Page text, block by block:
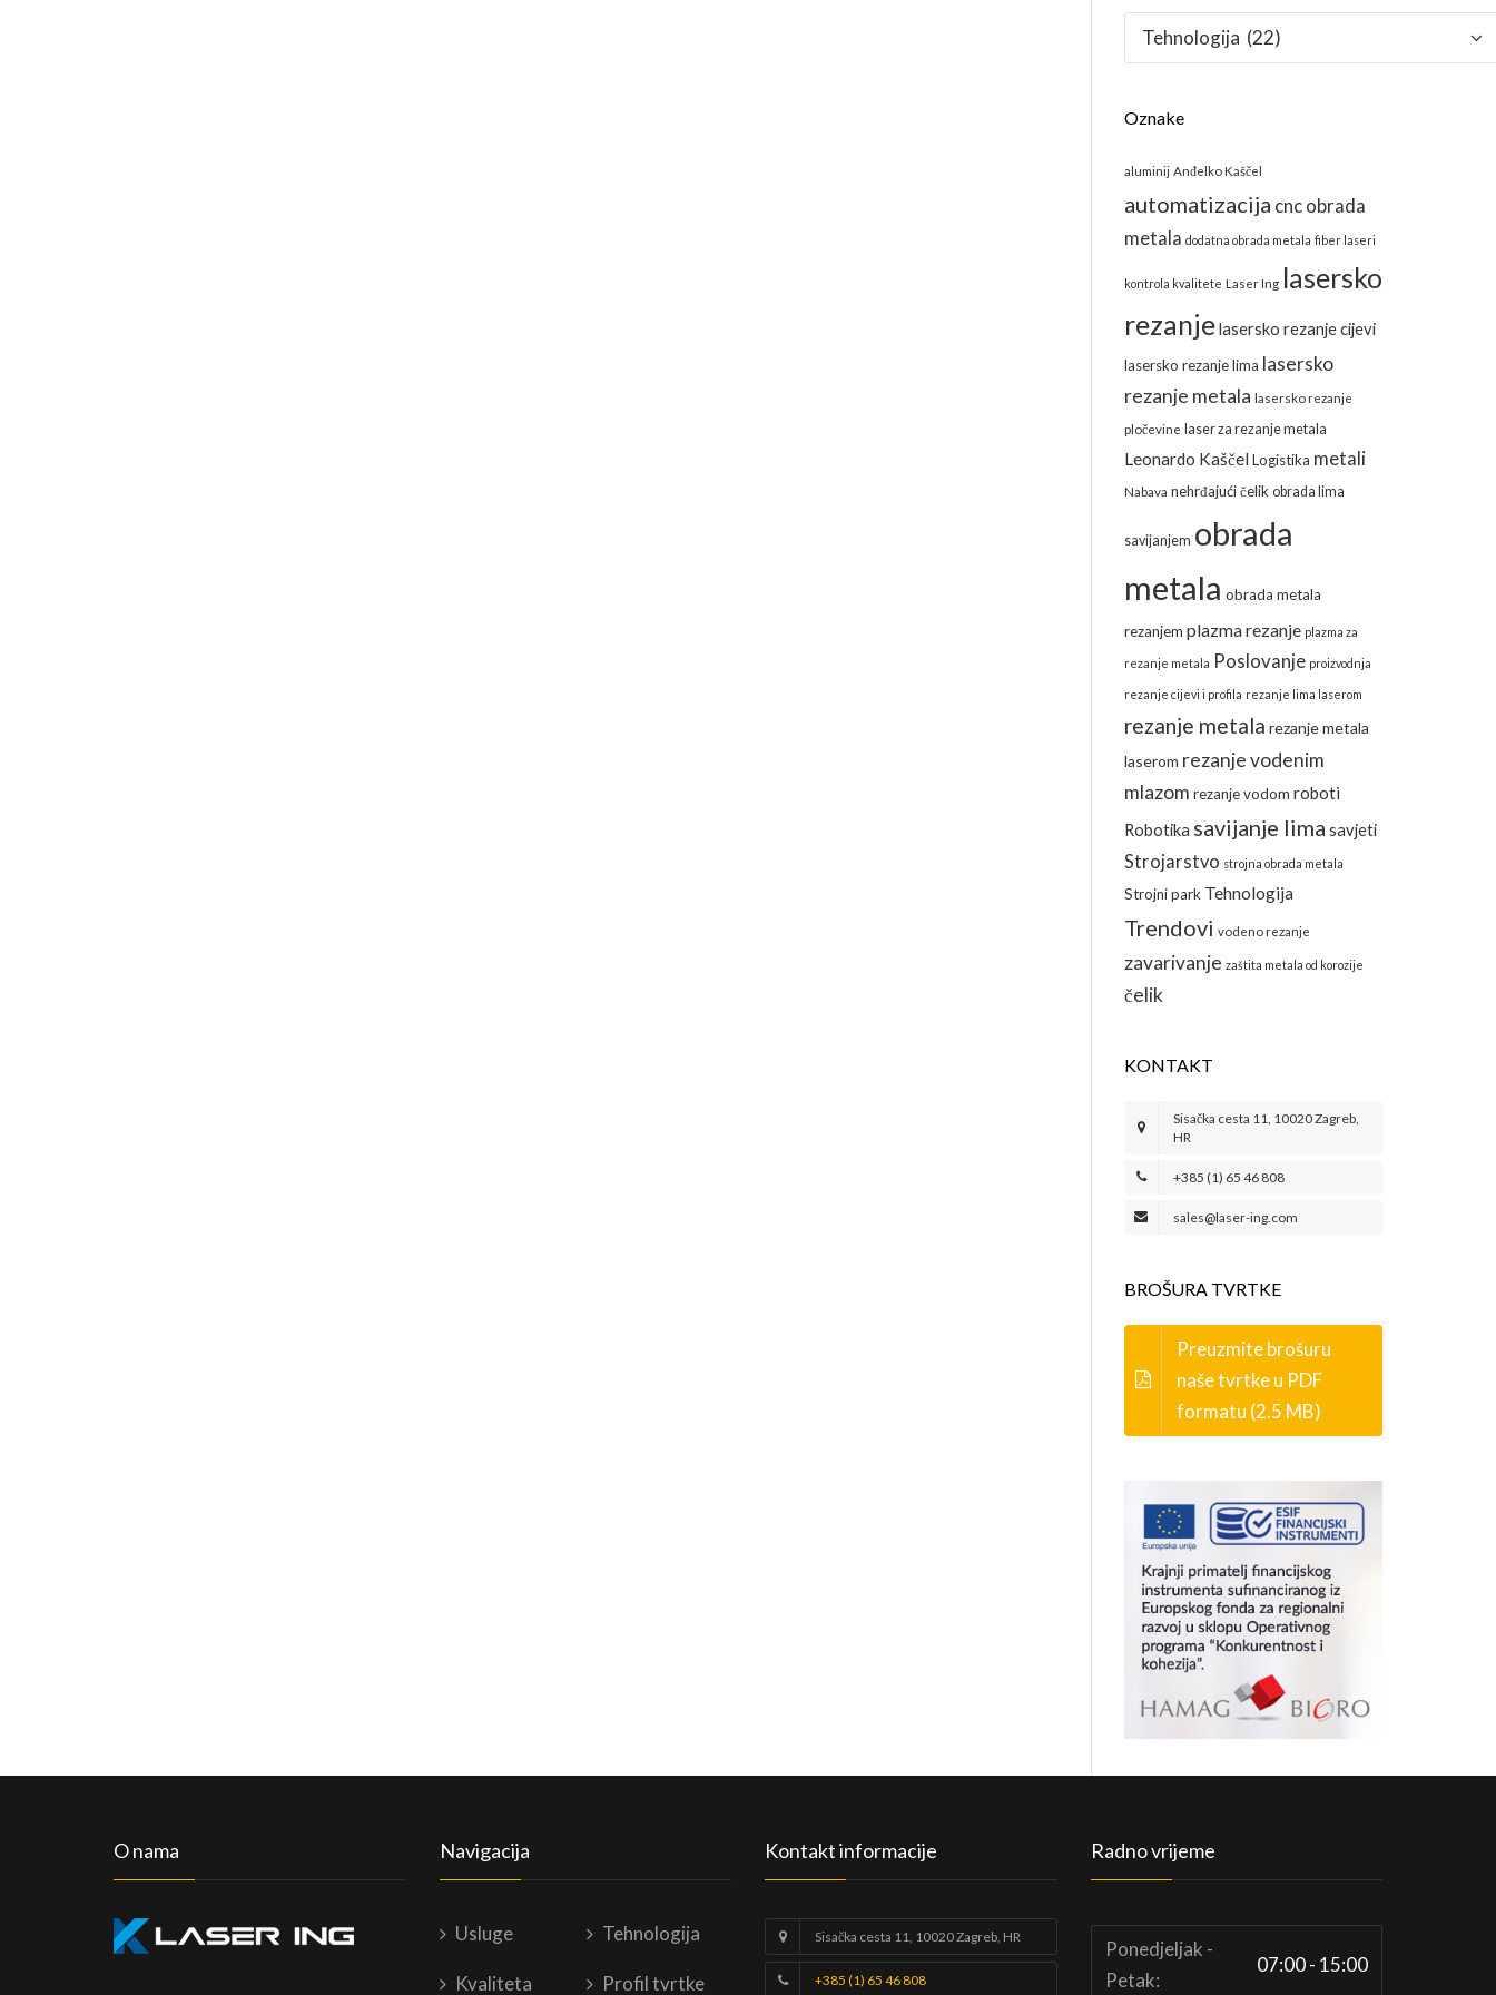
Kategorije
Oznake
aluminij Anđelko Kaščel
automatizacija cnc obrada
metala dodatna obrada metala fiber laseri
kontrola kvalitete Laser Ing lasersko
rezanjelasersko rezanje cijevi
lasersko rezanje lima lasersko
rezanje metala lasersko rezanje
pločevine laser za rezanje metala
Leonardo Kaščel Logistika metali
Nabava nehrđajući čelik obrada lima
savijanjem obrada
metala obrada metala
rezanjem plazma rezanje plazma za
rezanje metala Poslovanje proizvodnja
rezanje cijevi i profila rezanje lima laserom
rezanje metala rezanje metala
laserom rezanje vodenim
mlazom rezanje vodom roboti
Robotika savijanje lima savjeti
Strojarstvo strojna obrada metala
Strojni park Tehnologija
Trendovi vodeno rezanje
zavarivanje zaštita metala od korozije
čelik
KONTAKT
Sisačka cesta 11, 10020 Zagreb,
HR
+385 (1) 65 46 808
sales@laser-ing.com
BROŠURA TVRTKE
Preuzmite brošuru
naše tvrtke u PDF
formatu (2.5 MB)
O nama Navigacija
Usluge Tehnologija
Kvaliteta Profil tvrtke
Kontakt informacije
Sisačka cesta 11, 10020 Zagreb, HR
+385 (1) 65 46 808
Radno vrijeme
Ponedjeljak -
Petak:
07:00 - 15:00